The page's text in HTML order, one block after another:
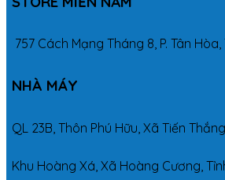
757 Cách Mạng Tháng 8, P. Tân Hòa,
NHÀ MÁY
QL 23B, Thôn Phú Hữu, Xã Tiến
Khu Hoàng Xá, Xã Hoàng Cương,